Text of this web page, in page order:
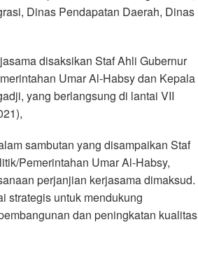
Dinas Pendapatan Daerah, Dinas
disaksikan Staf Ahli Gubernur
Umar Al-Habsy dan Kepala
yang berlangsung di lantai VII
sambutan yang disampaikan Staf
Pemerintahan Umar Al-Habsy,
perjanjian kerjasama dimaksud.
strategis untuk mendukung
dan peningkatan kualitas